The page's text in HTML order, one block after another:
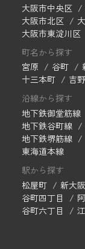
大阪市中央区
大阪市北区
大阪市東淀川区
町名から探す
宮原
谷町
十三本町
吉野
沿線から探す
地下鉄御堂筋線
地下鉄谷町線
地下鉄堺筋線
東海道本線
駅から探す
松屋町
新大阪
谷町四丁目
谷町六丁目